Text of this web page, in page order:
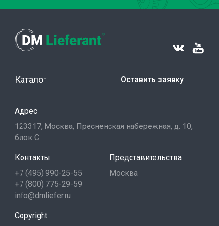
Каталог Оставить заявку
Адрес
123317, Москва, Пресненская набережная, д. 10,
блок С
Контакты
+7 (495) 990-25-55
+7 (800) 775-29-59
info@dmliefer.ru
Представительства
Москва
Copyright